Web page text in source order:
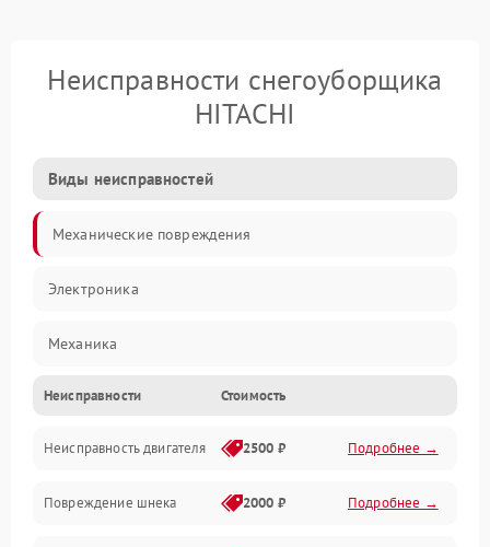
Неисправности снегоуборщика
HITACHI
Виды неисправностей
Механические повреждения
Электроника
Механика
Трансмиссия
Электропитание
Двигатель
Неисправности Стоимость
Неисправность двигателя 2500 ₽ Подробнее →
Повреждение шнека 2000 ₽ Подробнее →